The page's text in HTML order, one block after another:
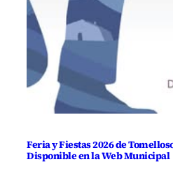
Feria y Fiestas 2026 de
Disponible en la Web Municipal